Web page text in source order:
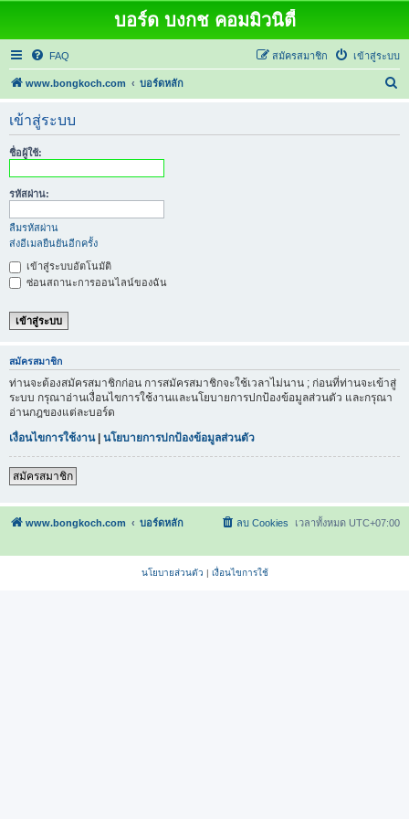
บอร์ด บงกช คอมมิวนิตี้
FAQ เข้าสู่ระบบ
สมัครสมาชิก
www.bongkoch.com บอร์ดหลัก
เข้าสู่ระบบ
ชื่อผู้ใช้:
รหัสผ่าน:
ลืมรหัสผ่าน
ส่งอีเมลยืนยันอีกครั้ง
เข้าสู่ระบบอัตโนมัติ
ซ่อนสถานะการออนไลน์ของฉัน
สมัครสมาชิก
ท่านจะต้องสมัครสมาชิกก่อน การสมัครสมาชิกจะใช้เวลาไม่นาน ; ก่อนที่ท่านจะเข้าสู่
ระบบ กรุณาอ่านเงื่อนไขการใช้งานและนโยบายการปกป้องข้อมูลส่วนตัว และกรุณา
อ่านกฎของแต่ละบอร์ด
เงื่อนไขการใช้งาน| นโยบายการปกป้องข้อมูลส่วนตัว
สมัครสมาชิก
www.bongkoch.com บอร์ดหลัก เวลาทั้งหมด UTC+07:00
ลบ Cookies
นโยบายส่วนตัว | เงื่อนไขการใช้